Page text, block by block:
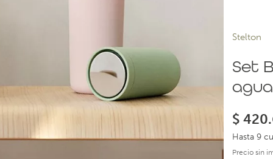
Stelton
Set
agua
$
Hasta 9
Precio sin